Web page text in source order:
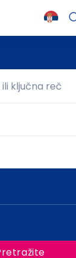
ključna reč
ključna reč